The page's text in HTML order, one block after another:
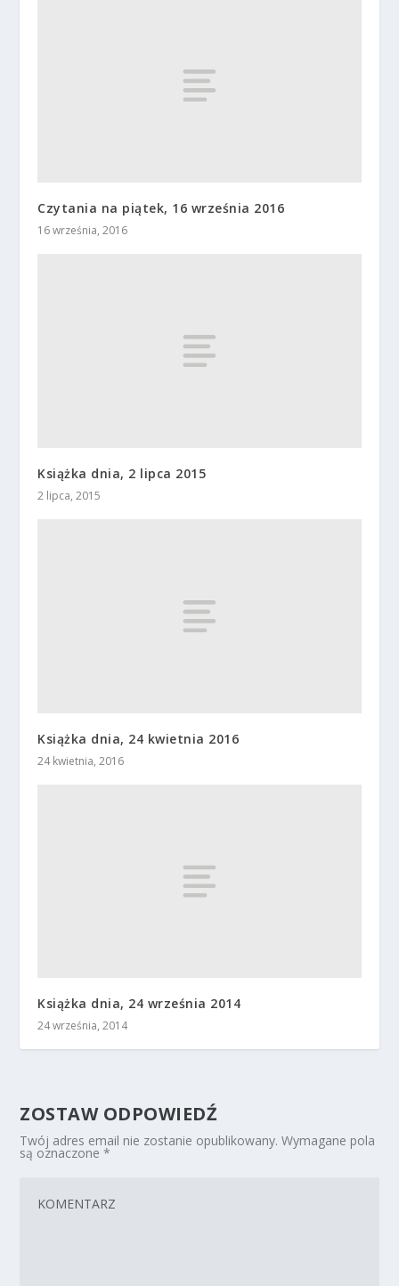
Czytania na piątek, 16 września 2016
16 września, 2016
Książka dnia, 2 lipca 2015
2 lipca, 2015
Książka dnia, 24 kwietnia 2016
24 kwietnia, 2016
Książka dnia, 24 września 2014
24 września, 2014
ZOSTAW ODPOWIEDŹ
Twój adres email nie zostanie opublikowany. Wymagane pola
są oznaczone*